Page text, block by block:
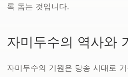
록 돕는 것입니다.
자미두수의 역사와
자미두수의 기원은 당송 시대로